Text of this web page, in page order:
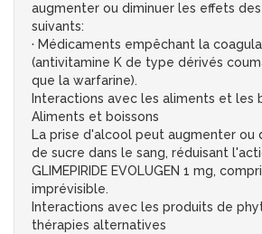
augmenter ou diminuer les effets
suivants:
· Médicaments empêchant la
(antivitamine K de type dérivés
que la warfarine).
Interactions avec les aliments et les
Aliments et boissons
La prise d'alcool peut augmenter ou
de sucre dans le sang, réduisant
GLIMEPIRIDE EVOLUGEN 1 mg,
imprévisible.
Interactions avec les produits de
thérapies alternatives